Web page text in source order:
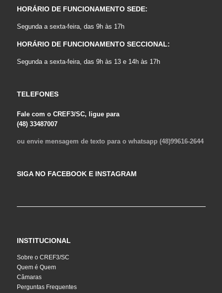
HORÁRIO DE FUNCIONAMENTO SEDE:
Segunda a sexta-feira, das 9h às 17h
HORÁRIO DE FUNCIONAMENTO SECCIONAL:
Segunda a sexta-feira, das 9h às 13 e 14h às 17h
TELEFONES
Fale com o CREF3/SC, ligue para
(48) 33487007
ou envie mensagem de texto para o whatsapp (48)99616-2644
SIGA NO FACEBOOK E INSTAGRAM
INSTITUCIONAL
Sobre o CREF3/SC
Quem é Quem
Câmaras
Perguntas Frequentes